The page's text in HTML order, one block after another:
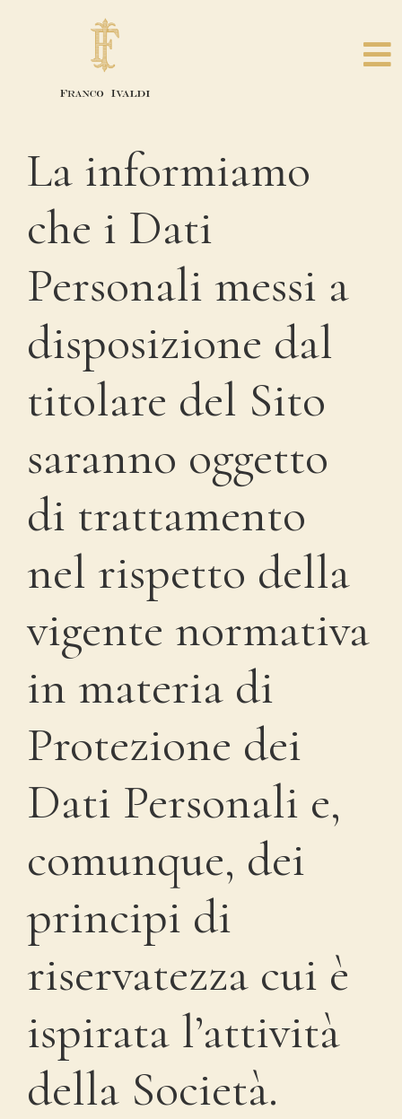
La informiamo
che i Dati
Personali messi a
disposizione dal
titolare del Sito
saranno oggetto
di trattamento
nel rispetto della
vigente normativa
in materia di
Protezione dei
Dati Personali e,
comunque, dei
principi di
riservatezza cui è
ispirata l’attività
della Società.